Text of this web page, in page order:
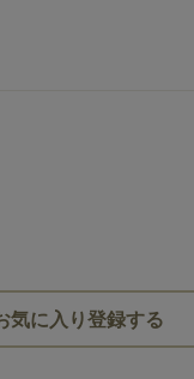
気に入り登録する